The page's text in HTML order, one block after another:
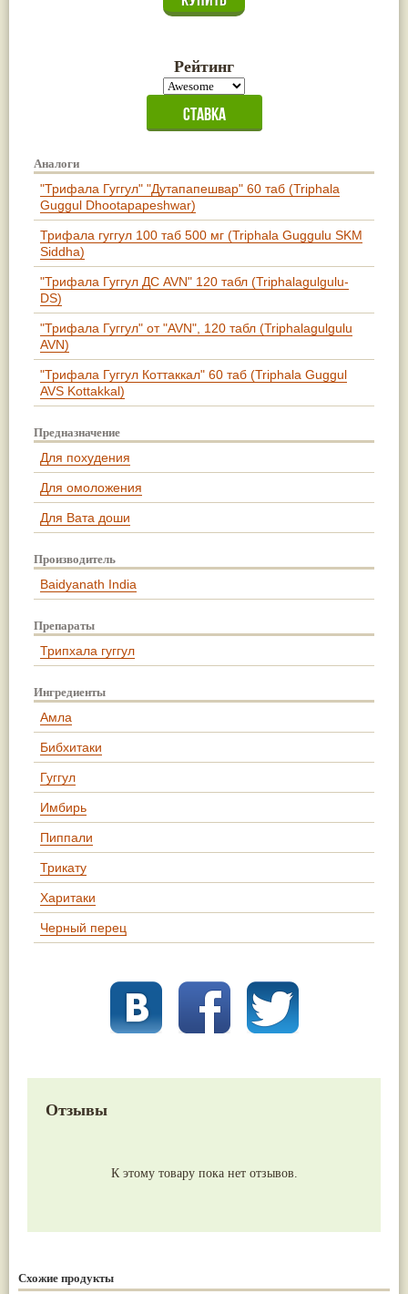
Рейтинг
Аналоги
"Трифала Гуггул" "Дутапапешвар" 60 таб (Triphala
Guggul Dhootapapeshwar)
Трифала гуггул 100 таб 500 мг (Triphala Guggulu SKM
Siddha)
"Трифала Гуггул ДС AVN" 120 табл (Triphalagulgulu-
DS)
"Трифала Гуггул" от "AVN", 120 табл (Triphalagulgulu
AVN)
"Трифала Гуггул Коттаккал" 60 таб (Triphala Guggul
AVS Kottakkal)
Предназначение
Для похудения
Для омоложения
Для Вата доши
Производитель
Baidyanath India
Препараты
Трипхала гуггул
Ингредиенты
Амла
Бибхитаки
Гуггул
Имбирь
Пиппали
Трикату
Харитаки
Черный перец
Отзывы
К этому товару пока нет отзывов.
Схожие продукты